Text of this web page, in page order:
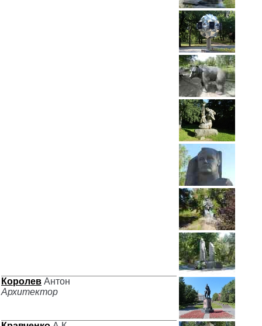
Королев Антон
Архитектор